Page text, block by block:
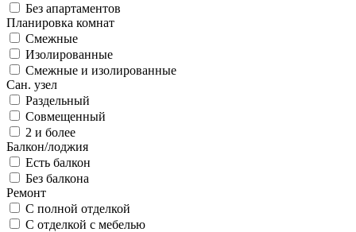
Без апартаментов
Планировка комнат
Смежные
Изолированные
Смежные и изолированные
Сан. узел
Раздельный
Совмещенный
2 и более
Балкон/лоджия
Есть балкон
Без балкона
Ремонт
С полной отделкой
С отделкой с мебелью